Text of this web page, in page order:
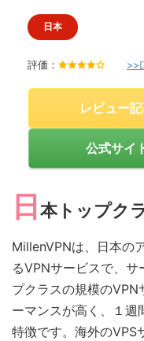
日本
評価：
0
5
>>
レビュー
公式サイ
日 本トップク
MillenVPNは、日本の
るVPNサービスで、
プクラスの規模のVPN
ーマンスが高く、１週
特徴です。海外のVPS